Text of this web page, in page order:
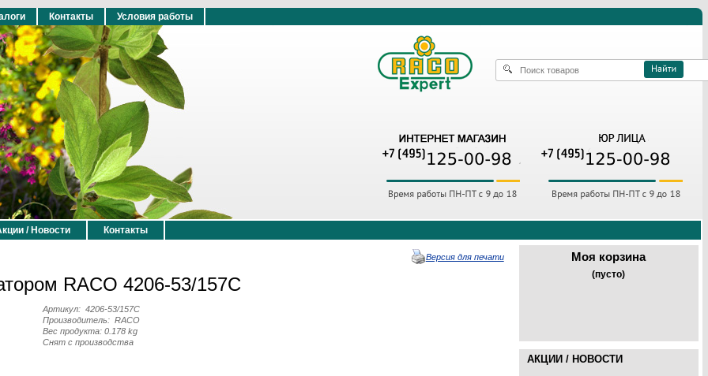
Контакты Условия работы
/ Новости Контакты
Версия для печати
RACO 4206-53/157C
Артикул: 4206-53/157C
Производитель: RACO
Вес продукта: 0.178 kg
Снят с производства
Моя корзина
(пусто)
АКЦИИ / НОВОСТИ